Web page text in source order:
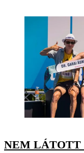
NEM LÁTOTT